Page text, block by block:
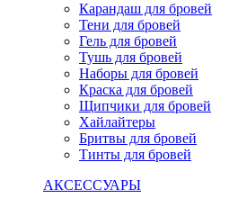
Карандаш для бровей
Тени для бровей
Гель для бровей
Тушь для бровей
Наборы для бровей
Краска для бровей
Щипчики для бровей
Хайлайтеры
Бритвы для бровей
Тинты для бровей
АКСЕССУАРЫ